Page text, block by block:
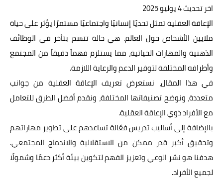
اخر تحديث 4 يوليو 2025
الإعاقة العقلية تمثل تحديًا إنسانيًا واجتماعيًا مستمرًا يؤثر على حياة
ملايين الأشخاص حول العالم. هي حالة تتسم بتأخر في الوظائف
الذهنية والمهارات الحياتية، مما يستلزم فهماً دقيقاً من المجتمع
وأطرافه المختلفة لتوفير الدعم والرعاية اللازمة.
في هذا المقال، نستعرض تعريف الإعاقة العقلية من جوانب
متعددة، ونوضح تصنيفاتها المختلفة، ونقدم أفضل الطرق للتعامل
مع الأفراد ذوي الإعاقة العقلية.
بالإضافة إلى أساليب تدريس فعّالة تساعدهم على تطوير مهاراتهم
وتحقيق أكبر قدر ممكن من الاستقلالية والاندماج المجتمعي.
هدفنا هو نشر الوعي وتعزيز الفهم لتكوين بيئة أكثر دعمًا وشمولًا
لجميع الأفراد.